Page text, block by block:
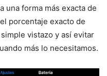
una forma más exacta de
porcentaje exacto de
vistazo y así evitar
más lo necesitamos.